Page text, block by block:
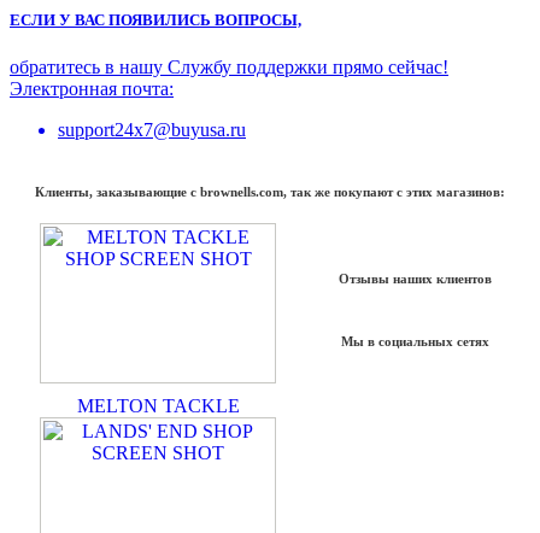
ЕСЛИ У ВАС ПОЯВИЛИСЬ ВОПРОСЫ,
обратитесь в нашу Службу поддержки прямо сейчас!
Электронная почта:
support24x7@buyusa.ru
Клиенты, заказывающие с brownells.com, так же покупают с этих магазинов:
MELTON TACKLE
Отзывы наших клиентов
Мы в социальных сетях